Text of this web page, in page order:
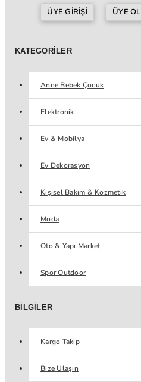
ÜYE GIRIŞI ÜYE OL
KATEGORILER
Anne Bebek Çocuk
Elektronik
Ev & Mobilya
Ev Dekorasyon
Kişisel Bakım & Kozmetik
Moda
Oto & Yapı Market
Spor Outdoor
BILGILER
Kargo Takip
Bize Ulaşın